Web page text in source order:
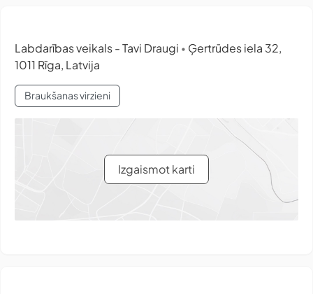
Labdarības veikals - Tavi Draugi • Ģertrūdes iela 32,
1011 Rīga, Latvija
Braukšanas virzieni
Izgaismot karti